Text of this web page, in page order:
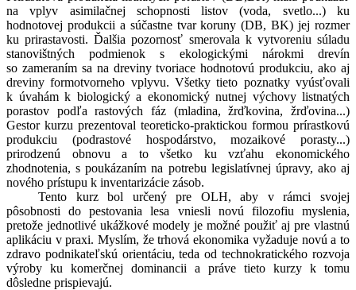
na vplyv asimilačnej schopnosti listov (voda, svetlo...) ku
hodnotovej produkcii a súčastne tvar koruny (DB, BK) jej rozmer
ku prirastavosti. Ďalšia pozornosť smerovala k vytvoreniu súladu
stanovištných podmienok s ekologickými nárokmi drevín
so zameraním sa na dreviny tvoriace hodnotovú produkciu, ako aj
dreviny formotvorneho vplyvu. Všetky tieto poznatky vyúsťovali
k úvahám k biologický a ekonomický nutnej výchovy listnatých
porastov podľa rastových fáz (mladina, žrďkovina, žrďovina...)
Gestor kurzu prezentoval teoreticko-praktickou formou prírastkovú
produkciu (podrastové hospodárstvo, mozaikové porasty...)
prirodzenú obnovu a to všetko ku vzťahu ekonomického
zhodnotenia, s poukázaním na potrebu legislatívnej úpravy, ako aj
nového prístupu k inventarizácie zásob.
Tento kurz bol určený pre OLH, aby v rámci svojej
pôsobnosti do pestovania lesa vniesli novú filozofiu myslenia,
pretože jednotlivé ukážkové modely je možné použiť aj pre vlastnú
aplikáciu v praxi. Myslím, že trhová ekonomika vyžaduje novú a to
zdravo podnikateľskú orientáciu, teda od technokratického rozvoja
výroby ku komerčnej dominancii a práve tieto kurzy k tomu
dôsledne prispievajú.